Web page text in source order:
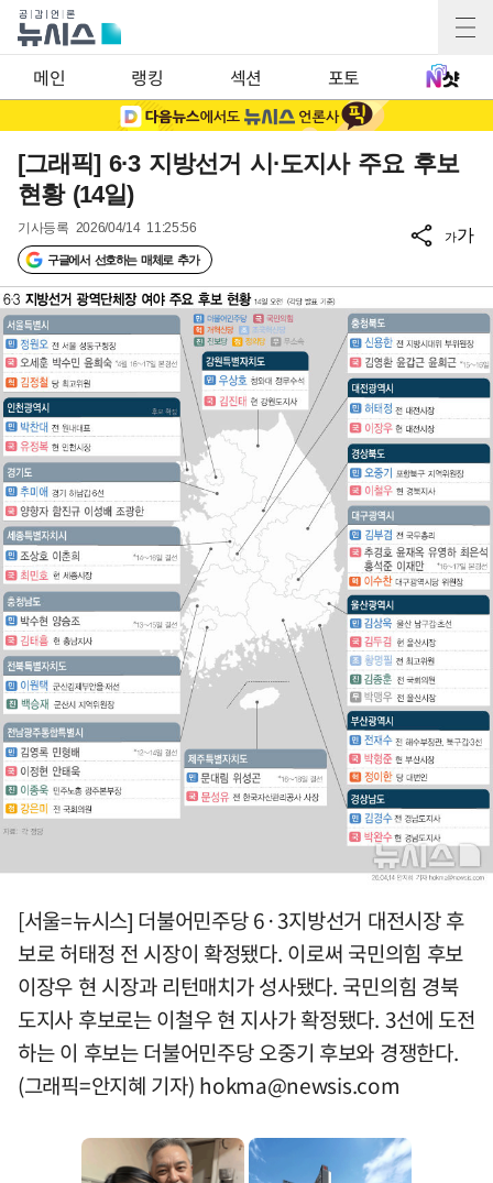
메인 랭킹 섹션 포토
[그래픽] 6·3 지방선거 시·도지사 주요 후보
현황 (14일)
기사등록 2026/04/14 11:25:56
구글에서 선호하는 매체로 추가
가가
[서울=뉴시스] 더불어민주당 6·3지방선거 대전시장 후
보로 허태정 전 시장이 확정됐다. 이로써 국민의힘 후보
이장우 현 시장과 리턴매치가 성사됐다. 국민의힘 경북
도지사 후보로는 이철우 현 지사가 확정됐다. 3선에 도전
하는 이 후보는 더불어민주당 오중기 후보와 경쟁한다.
(그래픽=안지혜 기자) hokma@newsis.com